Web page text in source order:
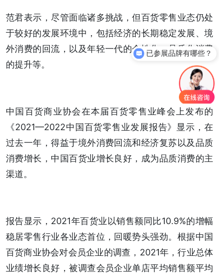
范君表示，尽管面临诸多挑战，但百货零售业态仍处
于较好的发展环境中，包括经济的长期稳定发展、境
外消费的回流，以及年轻一代的个性化、品质化消费
的提升等。
中国百货商业协会在本届百货零售业峰会上发布的
《2021—2022中国百货零售业发展报告》显示，在
过去一年，得益于境外消费回流和经济复苏以及品质
消费增长，中国百货业增长良好，成为品质消费的主
渠道。
报告显示，2021年百货业以销售额同比10.9%的增幅
稳居零售行业各业态首位，回暖势头强劲。根据中国
百货商业协会对会员企业的调查，2021年，行业总体
业绩增长良好，被调查会员企业单店平均销售额平均
已参展品牌有哪些？
你们是怎么收费的呢？